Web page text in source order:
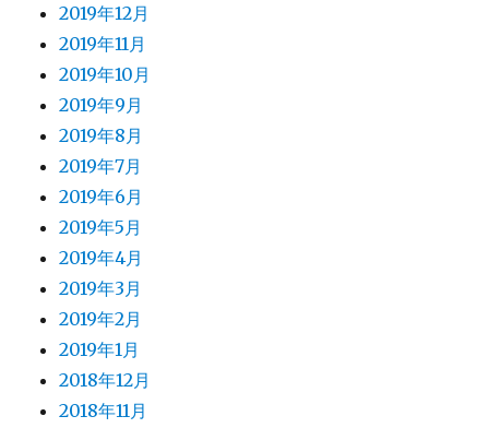
2019年12月
2019年11月
2019年10月
2019年9月
2019年8月
2019年7月
2019年6月
2019年5月
2019年4月
2019年3月
2019年2月
2019年1月
2018年12月
2018年11月